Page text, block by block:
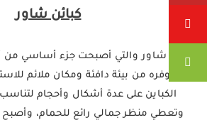
كبائن شاور
كبائن شاور والتي أصبحت جزء أساسي
لما توفره من بيئة دافئة ومكان ملائم
الكباين على عدة أشكال وأحجام
وتعطي منظر جمالي رائع للحمام،